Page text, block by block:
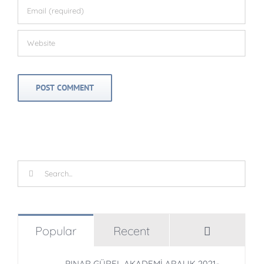
Search
for:
Popular Recent